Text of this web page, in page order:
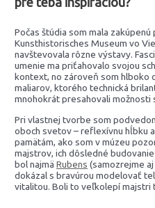
Počas štúdia som mala
Kunsthistorisches Museum vo
navštevovala rôzne výstavy.
umenie ma priťahovalo svojou
kontext, no zároveň som hlboko
maliarov, ktorého technická
mnohokrát presahovali možnosti
Pri vlastnej tvorbe som
oboch svetov – reflexívnu hĺbku
pamätám, ako som v múzeu
majstrov, ich dôsledné
bol najmäRubens (samozrejme
dokázal s bravúrou modelovať
vitalitou. Boli to veľkolepí majstri